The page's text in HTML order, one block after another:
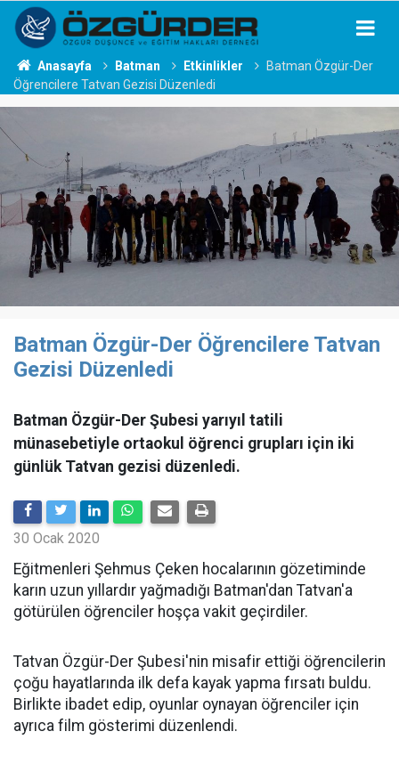
Anasayfa Batman Etkinlikler
Batman Özgür-Der
Öğrencilere Tatvan Gezisi Düzenledi
Batman Özgür-Der Öğrencilere Tatvan
Gezisi Düzenledi
Batman Özgür-Der Şubesi yarıyıl tatili
münasebetiyle ortaokul öğrenci grupları için iki
günlük Tatvan gezisi düzenledi.
30 Ocak 2020
Eğitmenleri Şehmus Çeken hocalarının gözetiminde
karın uzun yıllardır yağmadığı Batman'dan Tatvan'a
götürülen öğrenciler hoşça vakit geçirdiler.
Tatvan Özgür-Der Şubesi'nin misafir ettiği öğrencilerin
çoğu hayatlarında ilk defa kayak yapma fırsatı buldu.
Birlikte ibadet edip, oyunlar oynayan öğrenciler için
ayrıca film gösterimi düzenlendi.